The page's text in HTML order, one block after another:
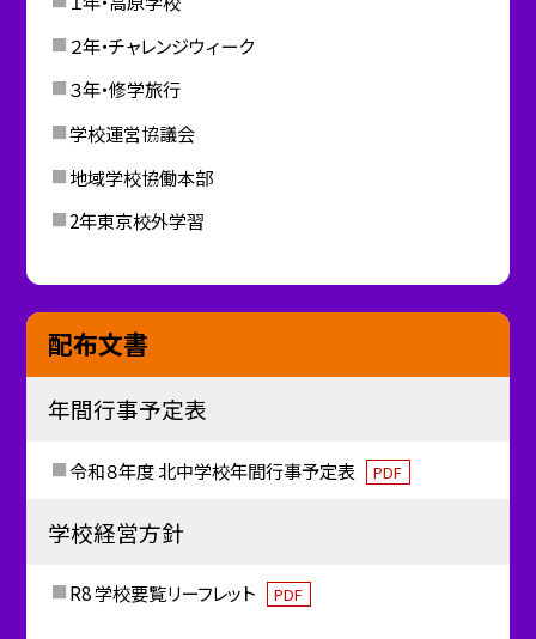
２年・チャレンジウィーク
３年・修学旅行
学校運営協議会
地域学校協働本部
2年東京校外学習
配布文書
年間行事予定表
令和８年度 北中学校年間行事予定表 PDF
学校経営方針
R8 学校要覧リーフレット PDF